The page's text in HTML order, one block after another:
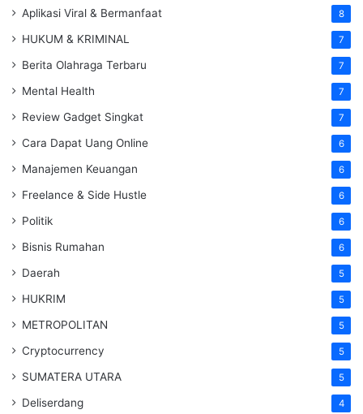
Aplikasi Viral & Bermanfaat 8
HUKUM & KRIMINAL 7
Berita Olahraga Terbaru 7
Mental Health 7
Review Gadget Singkat 7
Cara Dapat Uang Online 6
Manajemen Keuangan 6
Freelance & Side Hustle 6
Politik 6
Bisnis Rumahan 6
Daerah 5
HUKRIM 5
METROPOLITAN 5
Cryptocurrency 5
SUMATERA UTARA 5
Deliserdang 4